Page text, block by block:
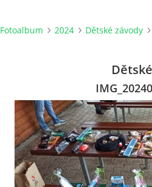
Fotoalbum 2024 Dětské závody